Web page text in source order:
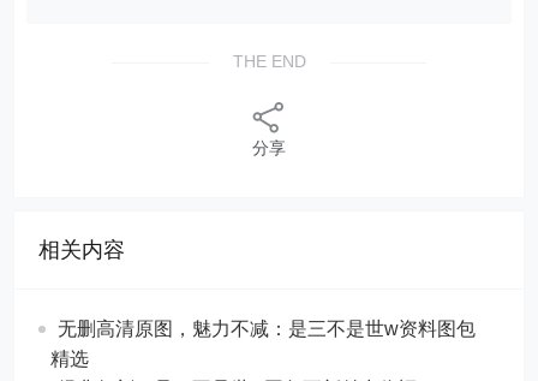
THE END
分享
相关内容
无删高清原图，魅力不减：是三不是世w资料图包
精选